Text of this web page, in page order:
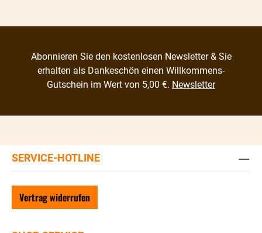
Abonnieren Sie den kostenlosen Newsletter & Sie
erhalten als Dankeschön einen Willkommens-
Gutschein im Wert von 5,00 €. Newsletter
SERVICE-HOTLINE
Vertrag widerrufen